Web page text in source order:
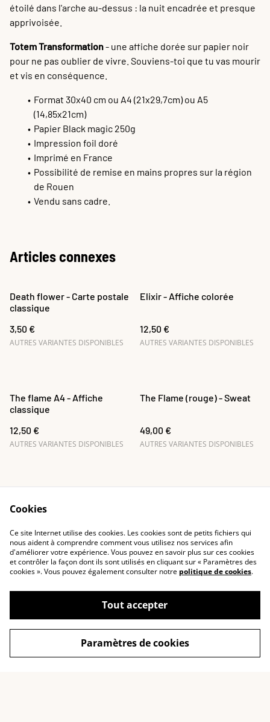
étoilé dans l'arche au-dessus : la nuit encadrée et presque
apprivoisée.
Totem Transformation- une affiche dorée sur papier noir
pour ne pas oublier de vivre. Souviens-toi que tu vas mourir
et vis en conséquence.
Format 30x40 cm ou A4 (21x29,7cm) ou A5
(14,85x21cm)
Papier Black magic 250g
Impression foil doré
Imprimé en France
Possibilité de remise en mains propres sur la région
de Rouen
Vendu sans cadre.
Articles connexes
Death flower - Carte postale
classique
3,50 €
AUTRES VARIANTES DISPONIBLES
Elixir - Affiche colorée
12,50 €
AUTRES VARIANTES DISPONIBLES
The flame A4 - Affiche
classique
12,50 €
AUTRES VARIANTES DISPONIBLES
The Flame (rouge) - Sweat
49,00 €
AUTRES VARIANTES DISPONIBLES
Recevoir le guide
gratuit des totems
dorés
Contact
Cookies
Confidentialité
Conditions générales
Cookies
Ce site Internet utilise des cookies. Les cookies sont de petits fichiers qui
nous aident à comprendre comment vous utilisez nos services afin
d'améliorer votre expérience. Vous pouvez en savoir plus sur ces cookies
et contrôler la façon dont ils sont utilisés en cliquant sur « Paramètres des
cookies ». Vous pouvez également consulter notre politique de cookies.
Tout accepter
Paramètres de cookies